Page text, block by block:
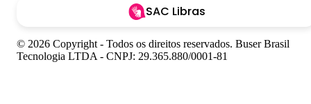
SAC Libras
© 2026 Copyright - Todos os direitos reservados. Buser Brasil
Tecnologia LTDA - CNPJ: 29.365.880/0001-81